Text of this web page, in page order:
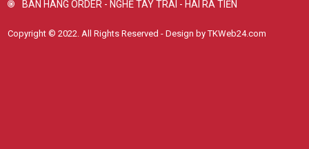
BÁN HÀNG ORDER - NGHỀ TAY TRÁI - HÁI RA TIỀN
Copyright © 2022. All Rights Reserved - Design by TKWeb24.com